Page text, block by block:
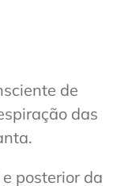
de
das
posterior da